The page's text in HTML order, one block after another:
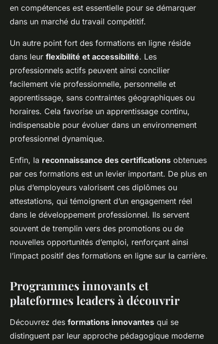
en compétences est essentielle pour se démarquer
dans un marché du travail compétitif.
Un autre point fort des formations en ligne réside
dans leur flexibilité et accessibilité. Les
professionnels actifs peuvent ainsi concilier
facilement vie professionnelle, personnelle et
apprentissage, sans contraintes géographiques ou
horaires. Cela favorise un apprentissage continu,
indispensable pour évoluer dans un environnement
professionnel dynamique.
Enfin, la reconnaissance des certifications obtenues
par ces formations est un levier important. De plus en
plus d’employeurs valorisent ces diplômes ou
attestations, qui témoignent d’un engagement réel
dans le développement professionnel. Ils servent
souvent de tremplin vers des promotions ou de
nouvelles opportunités d’emploi, renforçant ainsi
l’impact positif des formations en ligne sur la carrière.
Programmes innovants et
plateformes leaders à découvrir
Découvrez des formations innovantes qui se
distinguent par leur approche pédagogique moderne